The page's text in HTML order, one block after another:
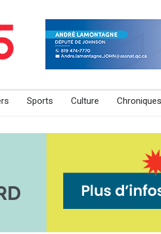
Sports Culture Chroniques